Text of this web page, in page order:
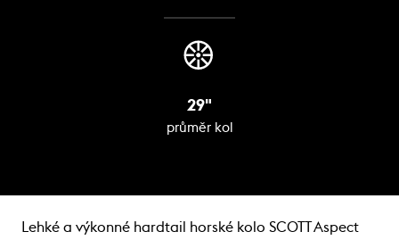
29"
průměr kol
Lehké a výkonné hardtail horské kolo SCOTT Aspect